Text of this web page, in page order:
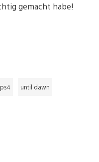
gemacht habe!
ps4 until dawn